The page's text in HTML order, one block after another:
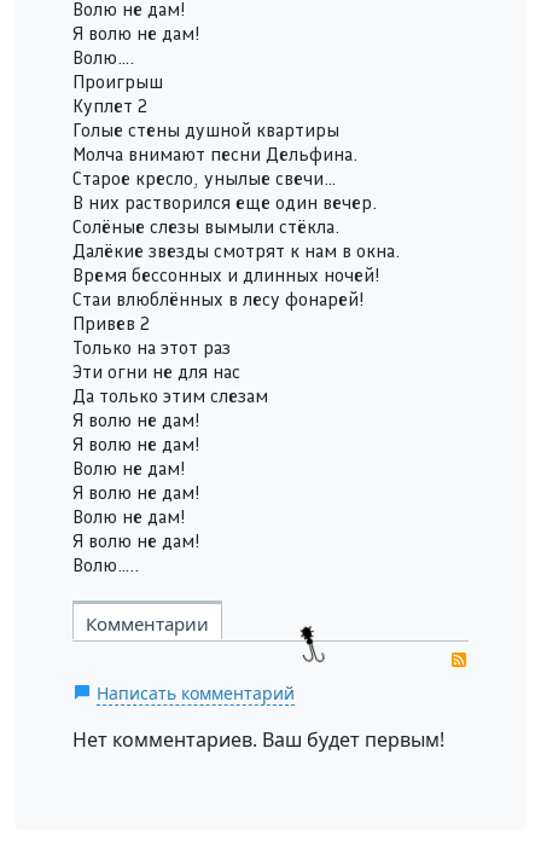
Волю не дам!
Я волю не дам!
Волю….
Проигрыш
Куплет 2
Голые стены душной квартиры
Молча внимают песни Дельфина.
Старое кресло, унылые свечи…
В них растворился еще один вечер.
Солёные слезы вымыли стёкла.
Далёкие звезды смотрят к нам в окна.
Время бессонных и длинных ночей!
Стаи влюблённых в лесу фонарей!
Привев 2
Только на этот раз
Эти огни не для нас
Да только этим слезам
Я волю не дам!
Я волю не дам!
Волю не дам!
Я волю не дам!
Волю не дам!
Я волю не дам!
Волю…..
Комментарии
Написать комментарий
Нет комментариев. Ваш будет первым!